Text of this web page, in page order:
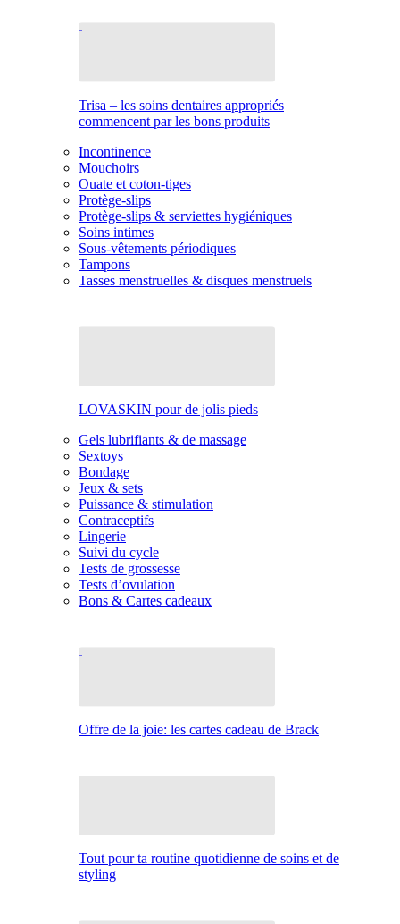
Trisa – les soins dentaires appropriés
commencent par les bons produits
Incontinence
Mouchoirs
Ouate et coton-tiges
Protège-slips
Protège-slips & serviettes hygiéniques
Soins intimes
Sous-vêtements périodiques
Tampons
Tasses menstruelles & disques menstruels
LOVASKIN pour de jolis pieds
Gels lubrifiants & de massage
Sextoys
Bondage
Jeux & sets
Puissance & stimulation
Contraceptifs
Lingerie
Suivi du cycle
Tests de grossesse
Tests d’ovulation
Bons & Cartes cadeaux
Offre de la joie: les cartes cadeau de Brack
Tout pour ta routine quotidienne de soins et de
styling